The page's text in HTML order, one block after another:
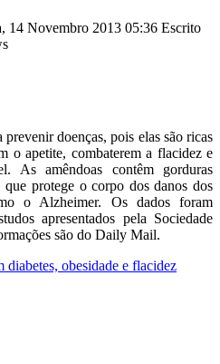
14 Novembro 2013 05:36 Escrito
doenças, pois elas são ricas
o apetite, combaterem a flacidez e
As amêndoas contêm gorduras
protege o corpo dos danos dos
o Alzheimer. Os dados foram
apresentados pela Sociedade
são do Daily Mail.
obesidade e flacidez